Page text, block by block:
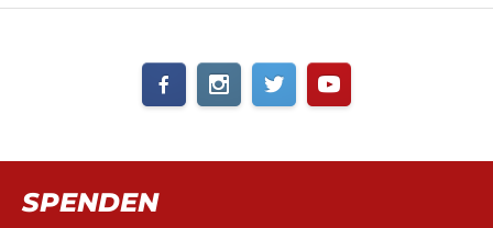
SPENDEN